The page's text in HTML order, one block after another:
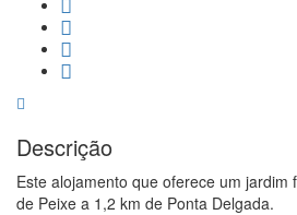
Descrição
Este alojamento que oferece um jardim
de Peixe a 1,2 km de Ponta Delgada.